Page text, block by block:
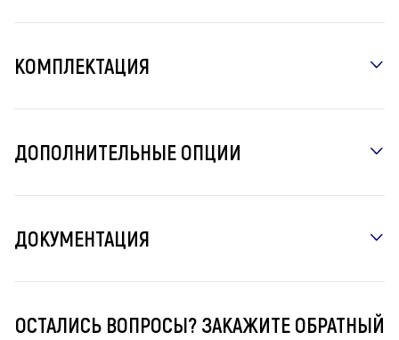
КОМПЛЕКТАЦИЯ
ДОПОЛНИТЕЛЬНЫЕ ОПЦИИ
ДОКУМЕНТАЦИЯ
ОСТАЛИСЬ ВОПРОСЫ? ЗАКАЖИТЕ ОБРАТНЫЙ